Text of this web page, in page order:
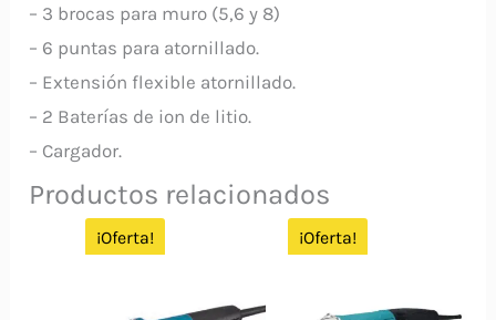
– 3 brocas para muro (5,6 y 8)
– 6 puntas para atornillado.
– Extensión flexible atornillado.
– 2 Baterías de ion de litio.
– Cargador.
Productos relacionados
¡Oferta! ¡Oferta!